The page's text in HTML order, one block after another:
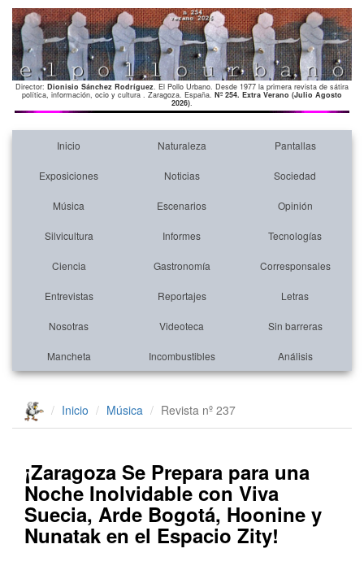
Director: Dionisio Sánchez Rodríguez. El Pollo Urbano. Desde 1977 la primera revista de sátira
política, información, ocio y cultura . Zaragoza. España. Nº 254. Extra Verano (Julio Agosto
2026).
Inicio Naturaleza Pantallas
Exposiciones Noticias Sociedad
Música Escenarios Opinión
Silvicultura Informes Tecnologías
Ciencia Gastronomía Corresponsales
Entrevistas Reportajes Letras
Nosotras Videoteca Sin barreras
Mancheta Incombustibles Análisis
Inicio Música Revista nº 237
¡Zaragoza Se Prepara para una
Noche Inolvidable con Viva
Suecia, Arde Bogotá, Hoonine y
Nunatak en el Espacio Zity!